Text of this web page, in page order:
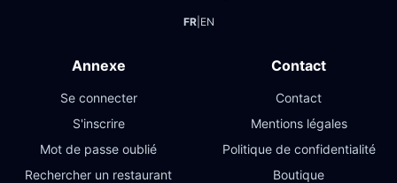
FR| EN
Annexe
Se connecter
S'inscrire
Mot de passe oublié
Rechercher un restaurant
Contact
Contact
Mentions légales
Politique de confidentialité
Boutique